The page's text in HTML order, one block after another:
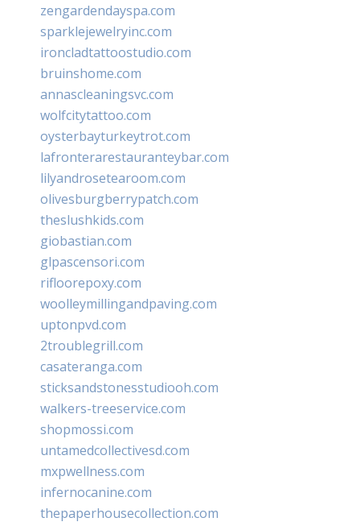
zengardendayspa.com
sparklejewelryinc.com
ironcladtattoostudio.com
bruinshome.com
annascleaningsvc.com
wolfcitytattoo.com
oysterbayturkeytrot.com
lafronterarestauranteybar.com
lilyandrosetearoom.com
olivesburgberrypatch.com
theslushkids.com
giobastian.com
glpascensori.com
rifloorepoxy.com
woolleymillingandpaving.com
uptonpvd.com
2troublegrill.com
casateranga.com
sticksandstonesstudiooh.com
walkers-treeservice.com
shopmossi.com
untamedcollectivesd.com
mxpwellness.com
infernocanine.com
thepaperhousecollection.com